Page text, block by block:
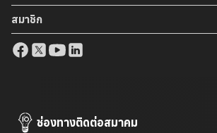
สมาชิก
ช่องทางติดต่อสมาคม